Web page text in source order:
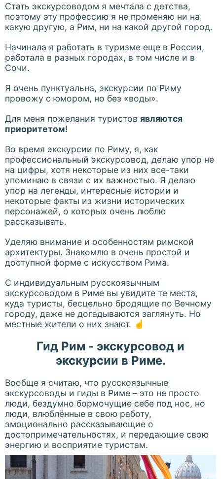
Стать экскурсоводом я мечтала с детства,
поэтому эту профессию я не променяю ни на
какую другую, а Рим, ни на какой другой город.
Начинала я работать в туризме еще в России,
работала в разных городах, в том числе и в
Сочи.
Я очень пунктуальна, экскурсии по Риму
провожу с юмором, но без «воды».
Для меня пожелания туристов являются
приоритетом!
Во время экскурсии по Риму, я, как
профессиональный экскурсовод, делаю упор не
на цифры, хотя некоторые из них все-таки
упоминаю в связи с их важностью. Я делаю
упор на легенды, интересные истории и
некоторые факты из жизни исторических
персонажей, о которых очень люблю
рассказывать.
Уделяю внимание и особенностям римской
архитектуры. Знакомлю в очень простой и
доступной форме с искусством Рима.
С индивидуальным русскоязычным
экскурсоводом в Риме вы увидите те места,
куда туристы, бесцельно бродящие по Вечному
городу, даже не догадываются заглянуть. Но
местные жители о них знают. ☝️
Гид Рим - экскурсовод и
экскурсии в Риме.
Вообще я считаю, что русскоязычные
экскурсоводы и гиды в Риме – это не просто
люди, бездумно бормочущие себе под нос, но
люди, влюблённые в свою работу,
эмоционально рассказывающие о
достопримечательностях, и передающие свою
энергию и восприятие туристам.